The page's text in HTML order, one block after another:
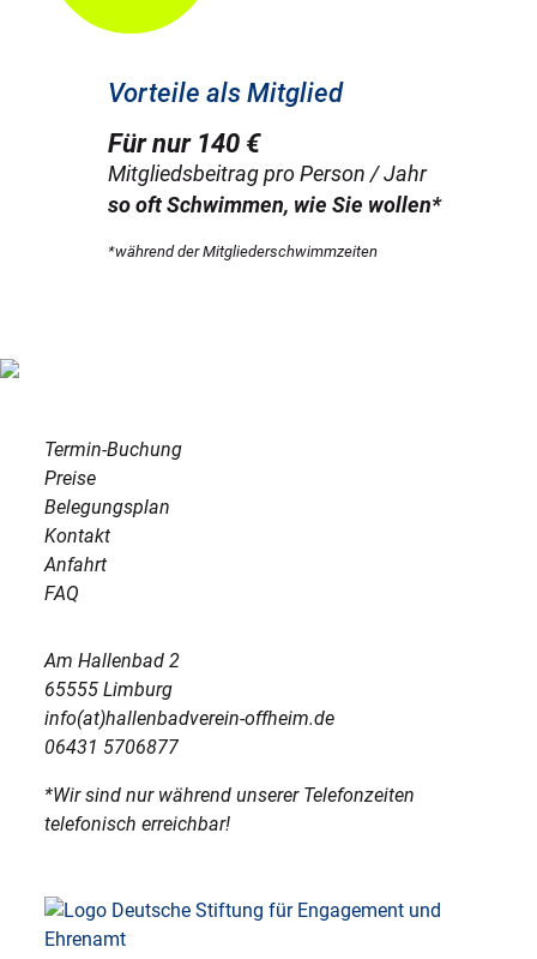
Vorteile als Mitglied
Für nur 140 €
Mitgliedsbeitrag pro Person / Jahr
so oft Schwimmen, wie Sie wollen*
*während der Mitgliederschwimmzeiten
Termin-Buchung
Preise
Belegungsplan
Kontakt
Anfahrt
FAQ
Am Hallenbad 2
65555 Limburg
info(at)hallenbadverein-offheim.de
06431 5706877
*Wir sind nur während unserer Telefonzeiten
telefonisch erreichbar!